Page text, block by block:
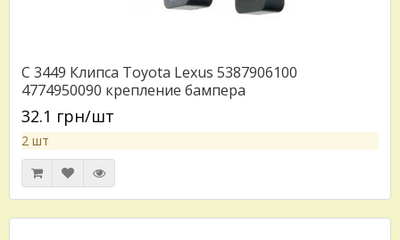
C 3449 Клипса Toyota Lexus 5387906100
4774950090 крепление бампера
32.1 грн/шт
2 шт